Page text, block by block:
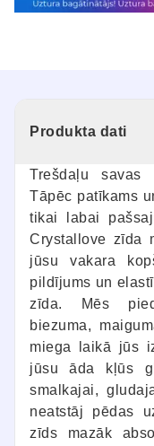
Produkta dati
Trešdaļu savas
Tāpēc patīkams
tikai labai
Crystallove zīda
jūsu vakara
pildījums un
zīda. Mēs
biezuma,
miega laikā jūs
jūsu āda kļūs
smalkajai,
neatstāj pēdas
zīds mazāk